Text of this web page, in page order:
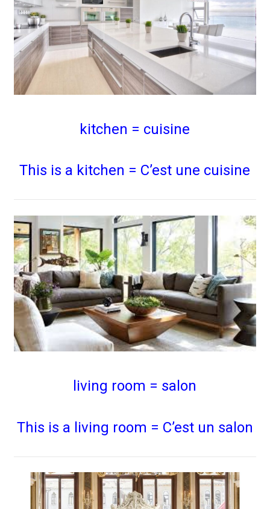
kitchen = cuisine
This is a kitchen = C’est une cuisine
living room = salon
This is a living room = C’est un salon